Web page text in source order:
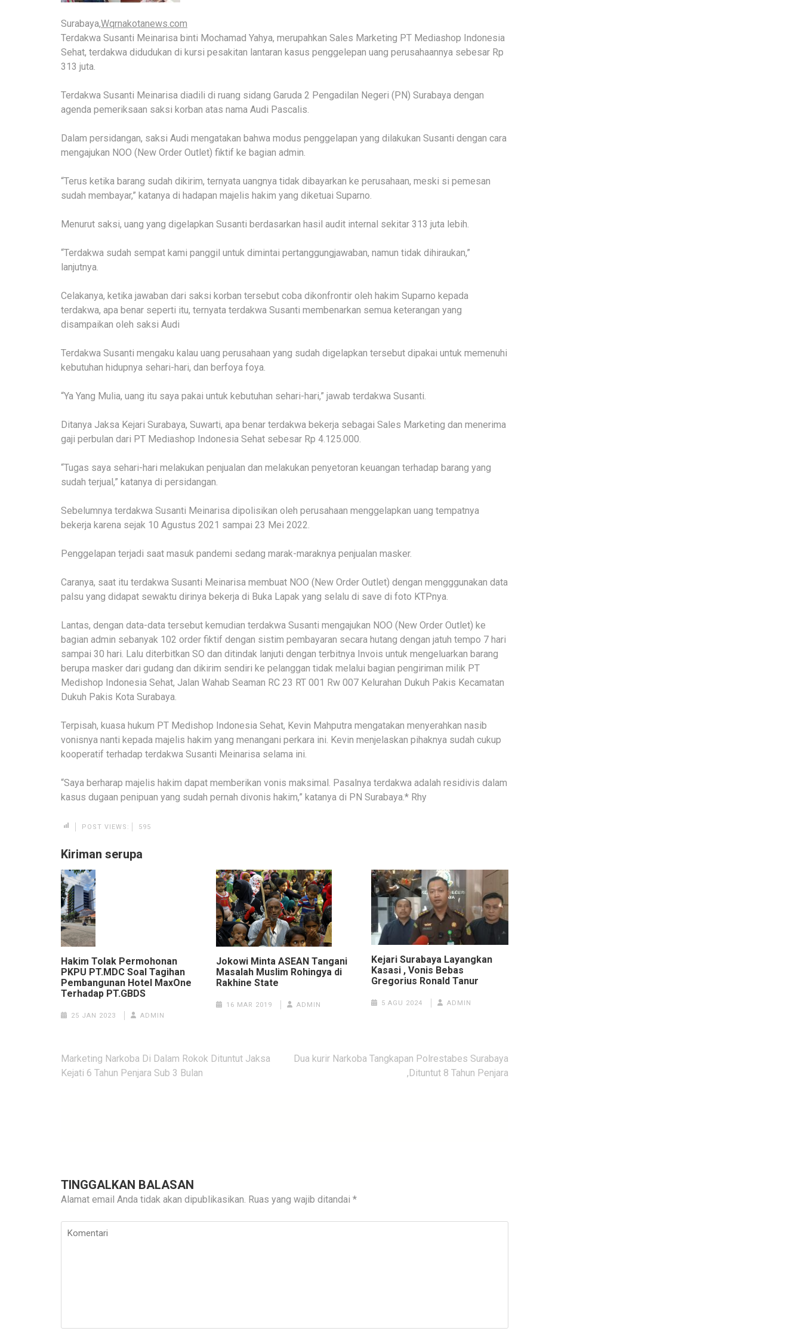
Surabaya,Wqrnakotanews.com
Terdakwa Susanti Meinarisa binti Mochamad Yahya, merupahkan Sales Marketing PT Mediashop Indonesia
Sehat, terdakwa didudukan di kursi pesakitan lantaran kasus penggelepan uang perusahaannya sebesar Rp
313 juta.
Terdakwa Susanti Meinarisa diadili di ruang sidang Garuda 2 Pengadilan Negeri (PN) Surabaya dengan
agenda pemeriksaan saksi korban atas nama Audi Pascalis.
Dalam persidangan, saksi Audi mengatakan bahwa modus penggelapan yang dilakukan Susanti dengan cara
mengajukan NOO (New Order Outlet) fiktif ke bagian admin.
“Terus ketika barang sudah dikirim, ternyata uangnya tidak dibayarkan ke perusahaan, meski si pemesan
sudah membayar,” katanya di hadapan majelis hakim yang diketuai Suparno.
Menurut saksi, uang yang digelapkan Susanti berdasarkan hasil audit internal sekitar 313 juta lebih.
“Terdakwa sudah sempat kami panggil untuk dimintai pertanggungjawaban, namun tidak dihiraukan,”
lanjutnya.
Celakanya, ketika jawaban dari saksi korban tersebut coba dikonfrontir oleh hakim Suparno kepada
terdakwa, apa benar seperti itu, ternyata terdakwa Susanti membenarkan semua keterangan yang
disampaikan oleh saksi Audi
Terdakwa Susanti mengaku kalau uang perusahaan yang sudah digelapkan tersebut dipakai untuk memenuhi
kebutuhan hidupnya sehari-hari, dan berfoya foya.
“Ya Yang Mulia, uang itu saya pakai untuk kebutuhan sehari-hari,” jawab terdakwa Susanti.
Ditanya Jaksa Kejari Surabaya, Suwarti, apa benar terdakwa bekerja sebagai Sales Marketing dan menerima
gaji perbulan dari PT Mediashop Indonesia Sehat sebesar Rp 4.125.000.
“Tugas saya sehari-hari melakukan penjualan dan melakukan penyetoran keuangan terhadap barang yang
sudah terjual,” katanya di persidangan.
Sebelumnya terdakwa Susanti Meinarisa dipolisikan oleh perusahaan menggelapkan uang tempatnya
bekerja karena sejak 10 Agustus 2021 sampai 23 Mei 2022.
Penggelapan terjadi saat masuk pandemi sedang marak-maraknya penjualan masker.
Caranya, saat itu terdakwa Susanti Meinarisa membuat NOO (New Order Outlet) dengan mengggunakan data
palsu yang didapat sewaktu dirinya bekerja di Buka Lapak yang selalu di save di foto KTPnya.
Lantas, dengan data-data tersebut kemudian terdakwa Susanti mengajukan NOO (New Order Outlet) ke
bagian admin sebanyak 102 order fiktif dengan sistim pembayaran secara hutang dengan jatuh tempo 7 hari
sampai 30 hari. Lalu diterbitkan SO dan ditindak lanjuti dengan terbitnya Invois untuk mengeluarkan barang
berupa masker dari gudang dan dikirim sendiri ke pelanggan tidak melalui bagian pengiriman milik PT
Medishop Indonesia Sehat, Jalan Wahab Seaman RC 23 RT 001 Rw 007 Kelurahan Dukuh Pakis Kecamatan
Dukuh Pakis Kota Surabaya.
Terpisah, kuasa hukum PT Medishop Indonesia Sehat, Kevin Mahputra mengatakan menyerahkan nasib
vonisnya nanti kepada majelis hakim yang menangani perkara ini. Kevin menjelaskan pihaknya sudah cukup
kooperatif terhadap terdakwa Susanti Meinarisa selama ini.
“Saya berharap majelis hakim dapat memberikan vonis maksimal. Pasalnya terdakwa adalah residivis dalam
kasus dugaan penipuan yang sudah pernah divonis hakim,” katanya di PN Surabaya.* Rhy
POST VIEWS: 595
Kiriman serupa
Hakim Tolak Permohonan
PKPU PT.MDC Soal Tagihan
Pembangunan Hotel MaxOne
Terhadap PT.GBDS
25 JAN 2023 ADMIN
Jokowi Minta ASEAN Tangani
Masalah Muslim Rohingya di
Rakhine State
16 MAR 2019 ADMIN
Kejari Surabaya Layangkan
Kasasi , Vonis Bebas
Gregorius Ronald Tanur
5 AGU 2024 ADMIN
Navigasi
pos
Marketing Narkoba Di Dalam Rokok Dituntut Jaksa
Kejati 6 Tahun Penjara Sub 3 Bulan
Dua kurir Narkoba Tangkapan Polrestabes Surabaya
,Dituntut 8 Tahun Penjara
TINGGALKAN BALASAN
Alamat email Anda tidak akan dipublikasikan. Ruas yang wajib ditandai *
Komentari